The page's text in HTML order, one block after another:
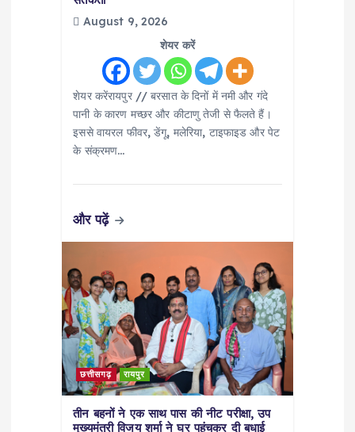
August 9, 2026
शेयर करें
शेयर करेंरायपुर // बरसात के दिनों में नमी और गंदे
पानी के कारण मच्छर और कीटाणु तेजी से फैलते हैं।
इससे वायरल फीवर, डेंगू, मलेरिया, टाइफाइड और पेट
के संक्रमण…
और पढ़ें
छत्तीसगढ़ रायपुर
तीन बहनों ने एक साथ पास की नीट परीक्षा, उप
मुख्यमंत्री विजय शर्मा ने घर पहुंचकर दी बधाई